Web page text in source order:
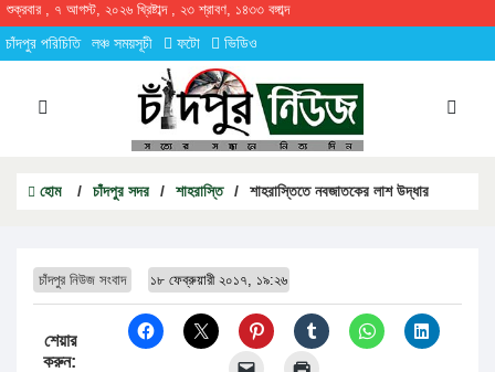
শুক্রবার , ৭ আগস্ট, ২০২৬ খ্রিষ্টাব্দ , ২৩ শ্রাবণ, ১৪৩৩ বঙ্গাব্দ
চাঁদপুর পরিচিতি লঞ্চ সময়সূচী ফটো ভিডিও
হোম / চাঁদপুর সদর / শাহরাস্তি / শাহরাস্তিতে নবজাতকের লাশ উদ্ধার
চাঁদপুর নিউজ সংবাদ ১৮ ফেব্রুয়ারী ২০১৭, ১৯:২৬
শেয়ার
করুন: